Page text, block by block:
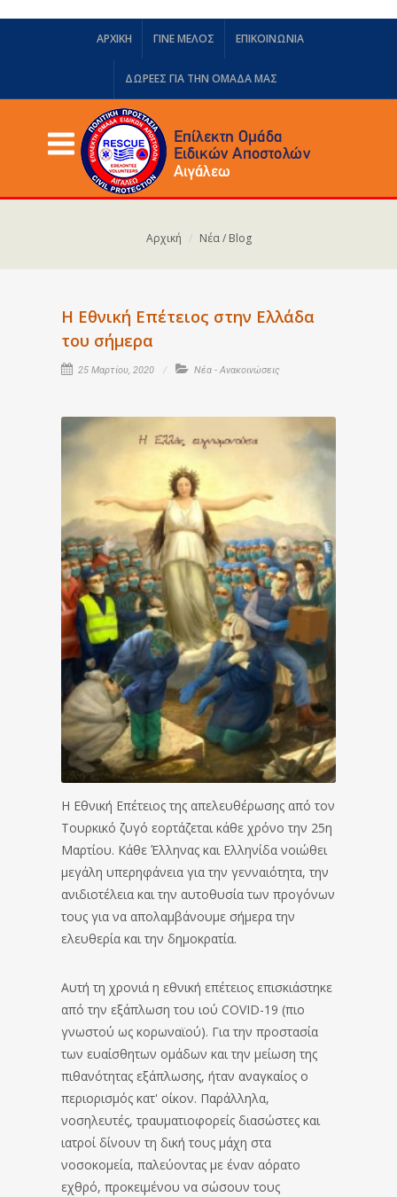
ΑΡΧΙΚΗ ΓΙΝΕ ΜΕΛΟΣ ΕΠΙΚΟΙΝΩΝΙΑ
ΔΩΡΕΈΣ ΓΙΑ ΤΗΝ ΟΜΆΔΑ ΜΑΣ
Αρχική Νέα / Blog
Η Εθνική Επέτειος στην Ελλάδα
του σήμερα
25 Μαρτίου, 2020 Νέα - Ανακοινώσεις
Η Εθνική Επέτειος της απελευθέρωσης από τον
Τουρκικό ζυγό εορτάζεται κάθε χρόνο την 25η
Μαρτίου. Κάθε Έλληνας και Ελληνίδα νοιώθει
μεγάλη υπερηφάνεια για την γενναιότητα, την
ανιδιοτέλεια και την αυτοθυσία των προγόνων
τους για να απολαμβάνουμε σήμερα την
ελευθερία και την δημοκρατία.
Αυτή τη χρονιά η εθνική επέτειος επισκιάστηκε
από την εξάπλωση του ιού COVID-19 (πιο
γνωστού ως κορωναϊού). Για την προστασία
των ευαίσθητων ομάδων και την μείωση της
πιθανότητας εξάπλωσης, ήταν αναγκαίος ο
περιορισμός κατ' οίκον. Παράλληλα,
νοσηλευτές, τραυματιοφορείς διασώστες και
ιατροί δίνουν τη δική τους μάχη στα
νοσοκομεία, παλεύοντας με έναν αόρατο
εχθρό, προκειμένου να σώσουν τους